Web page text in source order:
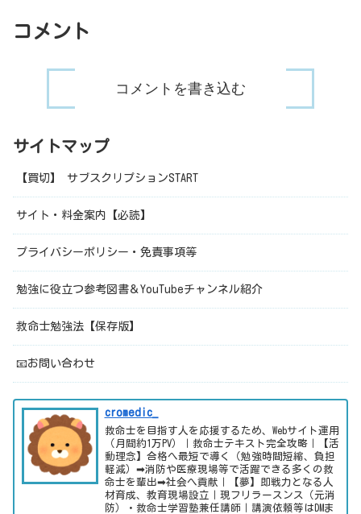
コメント
コメントを書き込む
サイトマップ
【買切】 サブスクリプションSTART
サイト・料金案内【必読】
プライバシーポリシー・免責事項等
勉強に役立つ参考図書＆YouTubeチャンネル紹介
救命士勉強法【保存版】
📧お問い合わせ
cromedic_
救命士を目指す人を応援するため、Webサイト運用
（月間約1万PV）｜救命士テキスト完全攻略｜【活
動理念】合格へ最短で導く（勉強時間短縮、負担
軽減）➡消防や医療現場等で活躍できる多くの救
命士を輩出➡社会へ貢献｜【夢】即戦力となる人
材育成、教育現場設立｜現フリラースンス（元消
防）・救命士学習塾兼任講師｜講演依頼等はDMま